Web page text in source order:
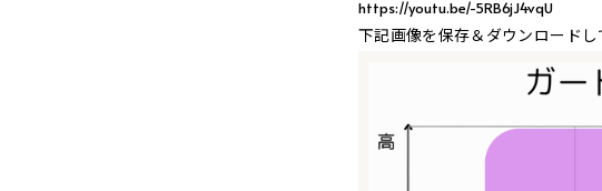
https://youtu.be/-5RB6jJ4vqU
下記画像を保存＆ダウンロードし